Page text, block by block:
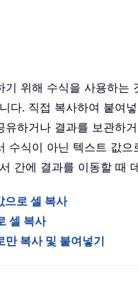
위해 수식을 사용하
다. 직접 복사하여 붙여
하거나 결과를 보관하
식이 아닌 텍스트 값
간에 결과를 이동할 때
으로 셀 복사
셀 복사
복사 및 붙여넣기